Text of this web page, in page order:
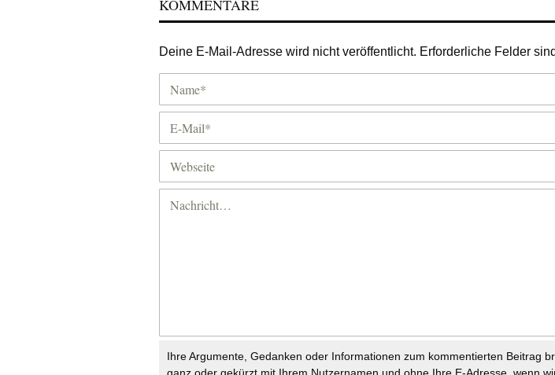
KOMMENTARE
Deine E-Mail-Adresse wird nicht veröffentlicht. Erforderliche Felder
Ihre Argumente, Gedanken oder Informationen zum kommentierten Beitrag